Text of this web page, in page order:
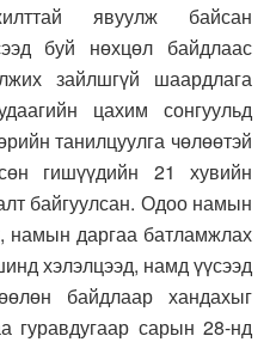
явуулж байсан
буй нөхцөл байдлаас
зайлшгүй шаардлага
цахим сонгуульд
танилцуулга чөлөөтэй
гишүүдийн 21 хувийн
байгуулсан. Одоо намын
намын даргаа батламжлах
хэлэлцээд, намд үүсээд
байдлаар хандахыг
гуравдугаар сарын 28-нд